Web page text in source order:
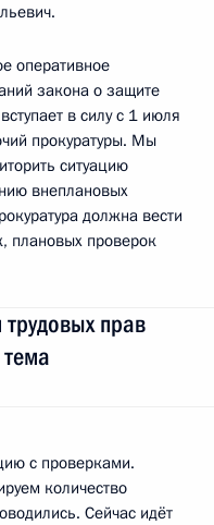
оперативное
закона о защите
в силу с 1 июля
прокуратуры. Мы
ситуацию
внеплановых
должна вести
плановых проверок
прав
с проверками.
количество
Сейчас идёт